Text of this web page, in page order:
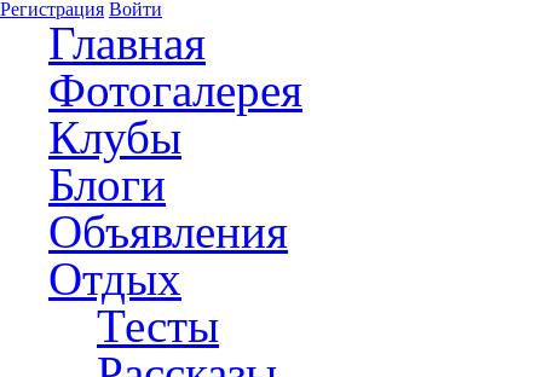
Регистрация Войти
Главная
Фотогалерея
Клубы
Блоги
Объявления
Отдых
Тесты